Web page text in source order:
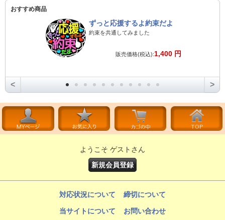
おすすめ商品
ずっと応援するよ約束だよ
約束を共通してみました
販売価格(税込):1,400 円
< >
ようこそ ゲストさん
新規会員登録
対応状況について 締切について
当サイトについて お問い合わせ